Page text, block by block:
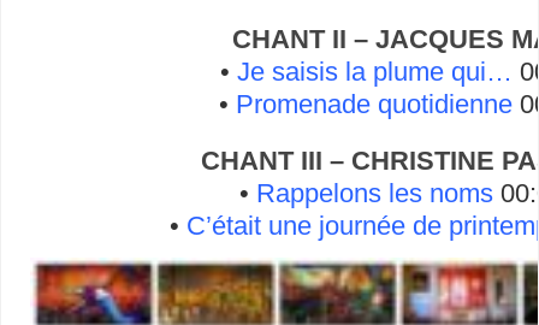
CHANT II – JACQUES
• Je saisis la plume qui…
• Promenade quotidienne
CHANT III – CHRISTINE
• Rappelons les noms
• C’était une journée de